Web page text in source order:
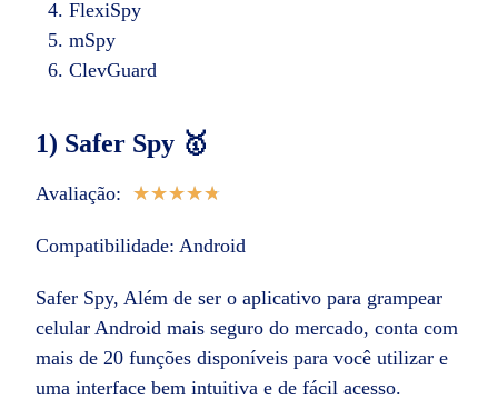
FlexiSpy
mSpy
ClevGuard
1) Safer Spy 🥇
Avaliação: ★★★★★
Compatibilidade: Android
Safer Spy, Além de ser o aplicativo para grampear
celular Android mais seguro do mercado, conta com
mais de 20 funções disponíveis para você utilizar e
uma interface bem intuitiva e de fácil acesso.